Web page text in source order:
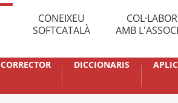
CONEIXEU
SOFTCATALÀ
AMB
CORRECTOR DICCIONARIS